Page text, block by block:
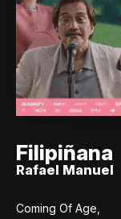
Filipiñana
Rafael Manuel
Coming Of Age,